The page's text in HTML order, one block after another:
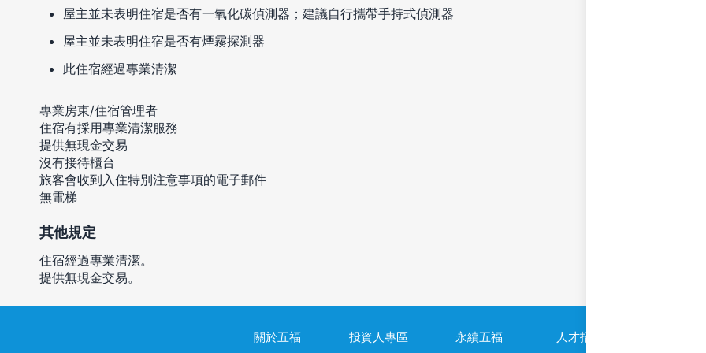
屋主並未表明住宿是否有一氧化碳偵測器；建議自行攜帶手持式偵測器
屋主並未表明住宿是否有煙霧探測器
此住宿經過專業清潔
專業房東/住宿管理者
住宿有採用專業清潔服務
提供無現金交易
沒有接待櫃台
旅客會收到入住特別注意事項的電子郵件
無電梯
其他規定
住宿經過專業清潔。
提供無現金交易。
關於五福 投資人專區 永續五福 人才招募